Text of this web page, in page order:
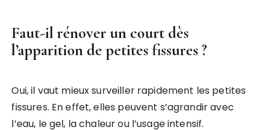
Faut-il rénover un court dès
l’apparition de petites fissures ?
Oui, il vaut mieux surveiller rapidement les petites
fissures. En effet, elles peuvent s’agrandir avec
l’eau, le gel, la chaleur ou l’usage intensif.